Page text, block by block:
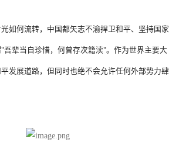
如何流转，中国都矢志不渝捍卫和平、坚持国家
吾辈当自珍惜，何曾存次籍渎"。作为世界主要大
发展道路，但同时也绝不会允许任何外部势力肆